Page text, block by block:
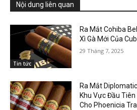
Nội dung liên quan
Tin tức
Ra Mắt Cohiba
Xì Gà Mới Của
29 Tháng 7, 2025
Ra Mắt
Khu Vực Đầu
Cho Phoenicia